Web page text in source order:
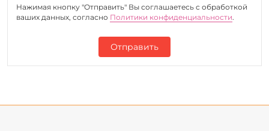
Нажимая кнопку "Отправить" Вы соглашаетесь c обработкой
ваших данных, согласно Политики конфиденциальности.
Отправить